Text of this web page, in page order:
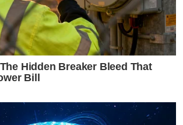
Hidden Breaker Bleed That
Bill